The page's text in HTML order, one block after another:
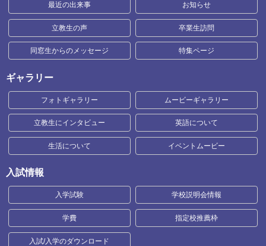
最近の出来事 お知らせ
立教生の声 卒業生訪問
同窓生からのメッセージ 特集ページ
ギャラリー
フォトギャラリー ムービーギャラリー
立教生にインタビュー 英語について
生活について イベントムービー
入試情報
入学試験 学校説明会情報
学費 指定校推薦枠
入試/入学のダウンロード